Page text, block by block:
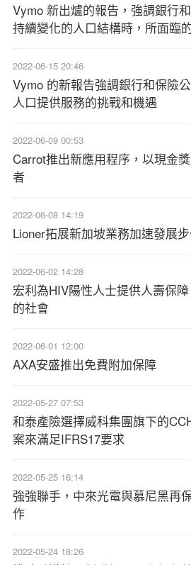
Vymo 新出爐的報告，強調銀行
持續變化的人口結構時，所面臨
2022-06-15 20:46
Vymo 的新報告強調銀行和保險
人口提供服務的挑戰和機遇
2022-06-09 00:53
Carrot推出新應用程序，以現金
者
2022-06-08 14:19
Lioner拓展新加坡業務加速發展
2022-06-02 14:28
宏利為HIV陽性人士提供人壽保
的社會
2022-06-01 12:00
AXA安盛推出免費附加保障
2022-05-27 07:53
和泰產險選擇威科集團旗下的
案來滿足IFRS17要求
2022-05-25 16:14
強強聯手，中來光電與慕尼黑再
作
2022-05-24 18:26